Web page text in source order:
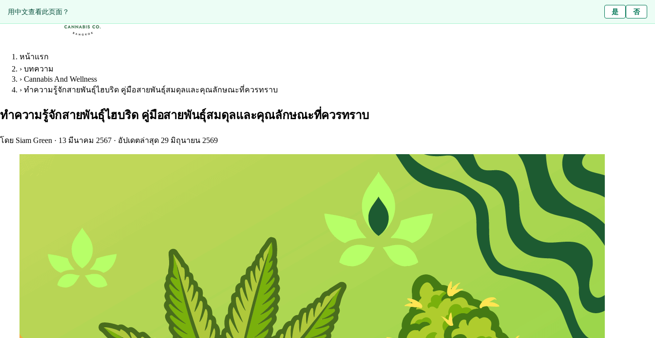
Diese Seite auf Deutsch ansehen? Nein
用中文查看此页面？ 是 否
สาขาเกี่ยวกับเราบทความข่าวติดต่อ
หน้าแรก
› บทความ
› Cannabis And Wellness
› ทำความรู้จักสายพันธุ์ไฮบริด คู่มือสายพันธุ์สมดุลและคุณลักษณะที่ควรทราบ
ทำความรู้จักสายพันธุ์ไฮบริด คู่มือสายพันธุ์สมดุลและคุณลักษณะที่ควรทราบ
โดย Siam Green · 13 มีนาคม 2567 · อัปเดตล่าสุด 29 มิถุนายน 2569